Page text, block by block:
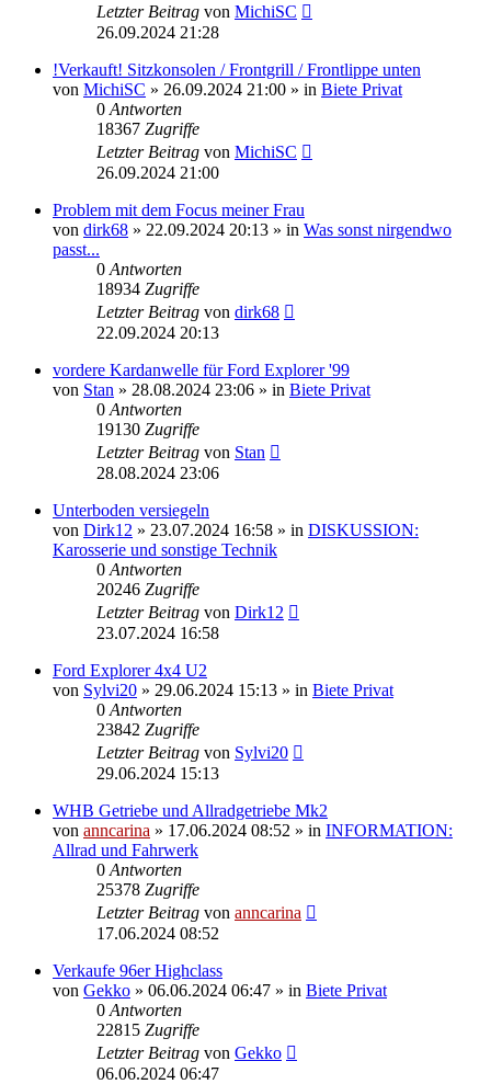
Letzter Beitrag von MichiSC
26.09.2024 21:28
!Verkauft! Sitzkonsolen / Frontgrill / Frontlippe unten
von MichiSC » 26.09.2024 21:00 » in Biete Privat
0 Antworten
18367 Zugriffe
Letzter Beitrag von MichiSC
26.09.2024 21:00
Problem mit dem Focus meiner Frau
von dirk68 » 22.09.2024 20:13 » in Was sonst nirgendwo
passt...
0 Antworten
18934 Zugriffe
Letzter Beitrag von dirk68
22.09.2024 20:13
vordere Kardanwelle für Ford Explorer '99
von Stan » 28.08.2024 23:06 » in Biete Privat
0 Antworten
19130 Zugriffe
Letzter Beitrag von Stan
28.08.2024 23:06
Unterboden versiegeln
von Dirk12 » 23.07.2024 16:58 » in DISKUSSION:
Karosserie und sonstige Technik
0 Antworten
20246 Zugriffe
Letzter Beitrag von Dirk12
23.07.2024 16:58
Ford Explorer 4x4 U2
von Sylvi20 » 29.06.2024 15:13 » in Biete Privat
0 Antworten
23842 Zugriffe
Letzter Beitrag von Sylvi20
29.06.2024 15:13
WHB Getriebe und Allradgetriebe Mk2
von anncarina » 17.06.2024 08:52 » in INFORMATION:
Allrad und Fahrwerk
0 Antworten
25378 Zugriffe
Letzter Beitrag von anncarina
17.06.2024 08:52
Verkaufe 96er Highclass
von Gekko » 06.06.2024 06:47 » in Biete Privat
0 Antworten
22815 Zugriffe
Letzter Beitrag von Gekko
06.06.2024 06:47